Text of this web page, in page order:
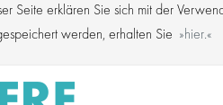
Seite erklären Sie sich mit der
werden, erhalten Sie
hier.